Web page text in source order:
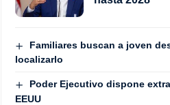
Familiares buscan a joven
localizarlo
Poder Ejecutivo dispone
EEUU